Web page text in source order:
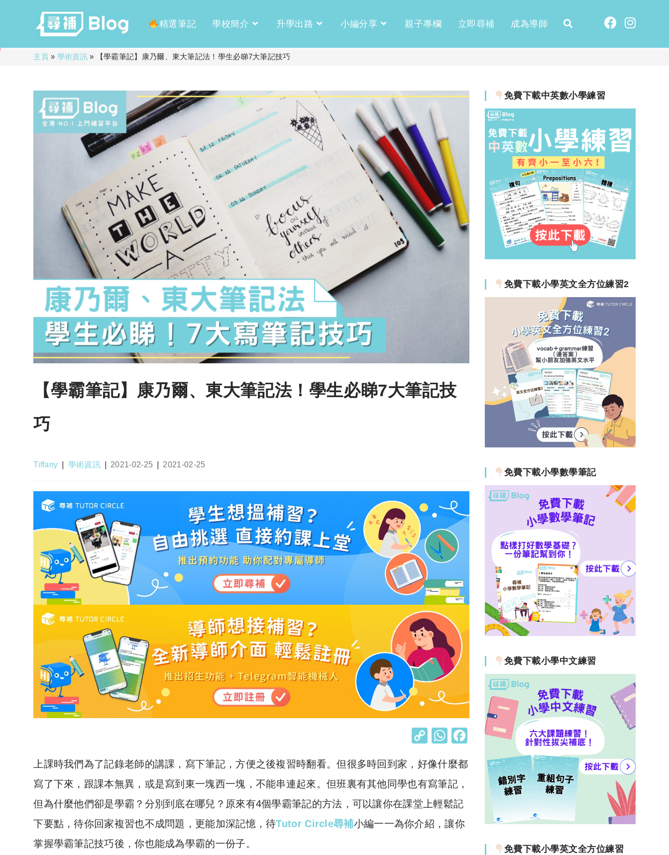
精選筆記 學校簡介 升學出路 小編分享 親子專欄 立即尋補 成為導師
主頁» 學術資訊» 【學霸筆記】康乃爾、東大筆記法！學生必睇7大筆記技巧
【學霸筆記】康乃爾、東大筆記法！學生必睇7大筆記技
巧
Post
Tiffany
Post
學術資訊
Post
2021-02-25
Post
2021-02-25
C
p
y
Li
k
W
at
s
A
p
p
上課時我們為了記錄老師的講課，寫下筆記，方便之後複習時翻看。但很多時回到家，好像什麼都
寫了下來，跟課本無異，或是寫到東一塊西一塊，不能串連起來。但班裏有其他同學也有寫筆記，
但為什麼他們卻是學霸？分別到底在哪兒？原來有4個學霸筆記的方法，可以讓你在課堂上輕鬆記
下要點，待你回家複習也不成問題，更能加深記憶，待Tutor Circle尋補小編一一為你介紹，讓你
掌握學霸筆記技巧後，你也能成為學霸的一份子。
免費下載中英數小學練習
免費下載小學英文全方位練習2
免費下載小學數學筆記
免費下載小學中文練習
免費下載小學英文全方位練習